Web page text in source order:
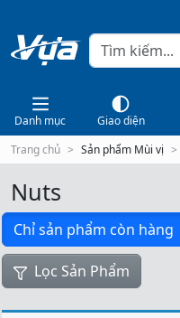
Danh mục Giao diện
Trang chủ
Sản phẩm Mùi vị
Nuts
Chỉ sản phẩm còn hàng
Lọc Sản Phẩm